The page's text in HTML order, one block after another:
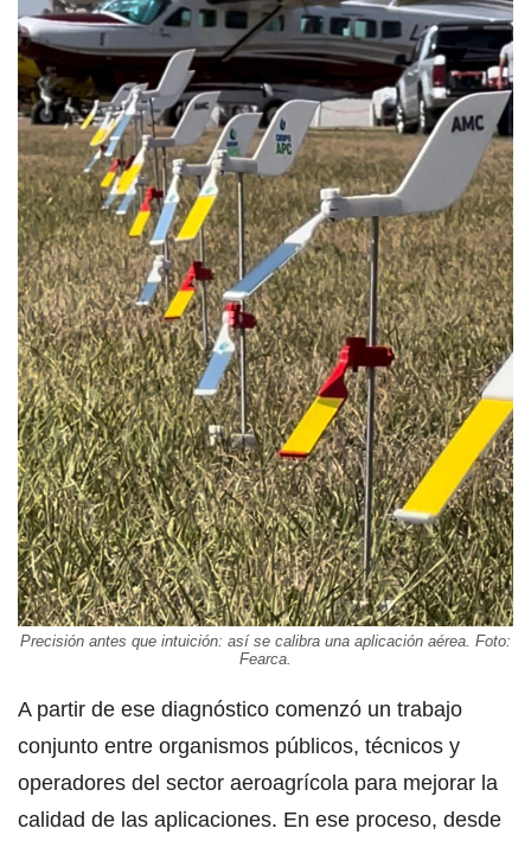
Precisión antes que intuición: así se calibra una aplicación aérea. Foto:
Fearca.
A partir de ese diagnóstico comenzó un trabajo
conjunto entre organismos públicos, técnicos y
operadores del sector aeroagrícola para mejorar la
calidad de las aplicaciones. En ese proceso, desde